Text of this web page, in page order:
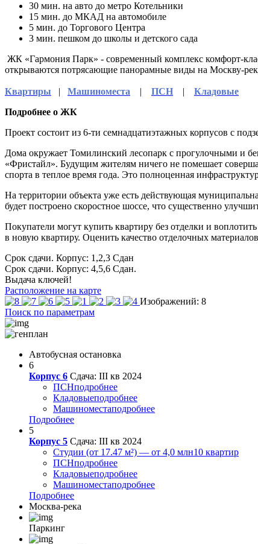
30 мин. на авто до метро Котельники
15 мин. до МКАД на автомобиле
5 мин. до Торгового Центра
3 мин. пешком до школы и детского сада
ЖК «Гармония Парк» - современный комплекс комфорт-
открываются потрясающие панорамные виды на Москву-
Квартиры Машиноместа ПСН
Кладовые
Подробнее о ЖК
Проект состоит из 6-ти семнадцатиэтажных корпусов с
Дома окружает Томилинский лесопарк с прогулочными и
«Фристайл». Будущим жителям ничего не помешает
спорта в теплое время года. Это полноценная
На территории объекта уже есть действующая
будет построено скоростное шоссе, что существенно
Покупатели могут купить квартиру без отделки и
в новую квартиру. Оценить качество отделочных
Срок сдачи. Корпус: 1,2,3 Сдан
Срок сдачи. Корпус: 4,5,6 Сдан.
Выдача ключей!
Расположение на карте
Изображений: 8
Поиск по параметрам
Автобусная остановка
6
Корпус 6 Сдача: III кв 2024
ПСНподробнее
Кладовыеподробнее
Машиноместаподробнее
Подробнее
5
Корпус 5 Сдача: III кв 2024
Студии (от 17.47 м²) — от 4,0 млн10 квартир
ПСНподробнее
Кладовыеподробнее
Машиноместаподробнее
Подробнее
Москва-река
Паркинг